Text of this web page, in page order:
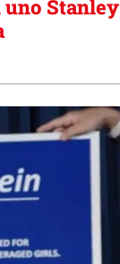
Stanley